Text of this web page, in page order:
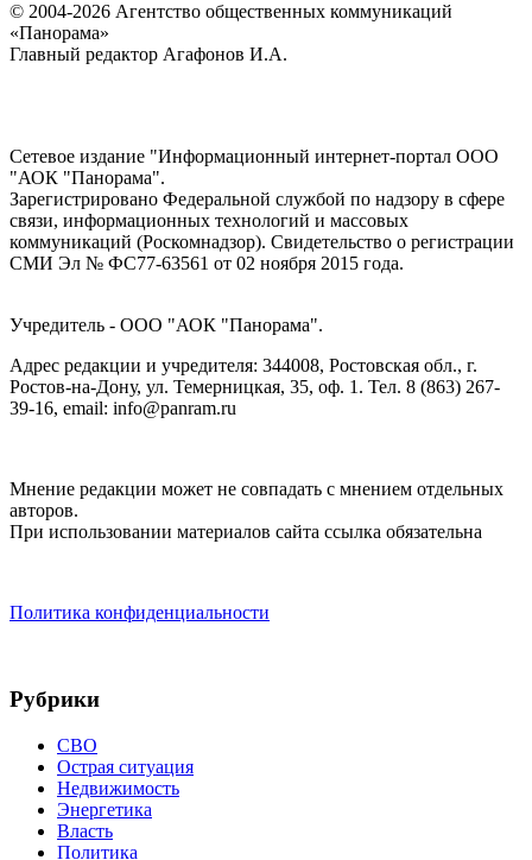
© 2004-2026 Агентство общественных коммуникаций
«Панорама»
Главный редактор Агафонов И.А.
Сетевое издание "Информационный интернет-портал ООО
"АОК "Панорама".
Зарегистрировано Федеральной службой по надзору в сфере
связи, информационных технологий и массовых
коммуникаций (Роскомнадзор). Cвидетельство о регистрации
СМИ Эл № ФС77-63561 от 02 ноября 2015 года.
Учредитель - ООО "АОК "Панорама".
Адрес редакции и учредителя: 344008, Ростовская обл., г.
Ростов-на-Дону, ул. Темерницкая, 35, оф. 1. Тел. 8 (863) 267-
39-16, email: info@panram.ru
Мнение редакции может не совпадать с мнением отдельных
авторов.
При использовании материалов сайта ссылка обязательна
Политика конфиденциальности
Рубрики
СВО
Острая ситуация
Недвижимость
Энергетика
Власть
Политика